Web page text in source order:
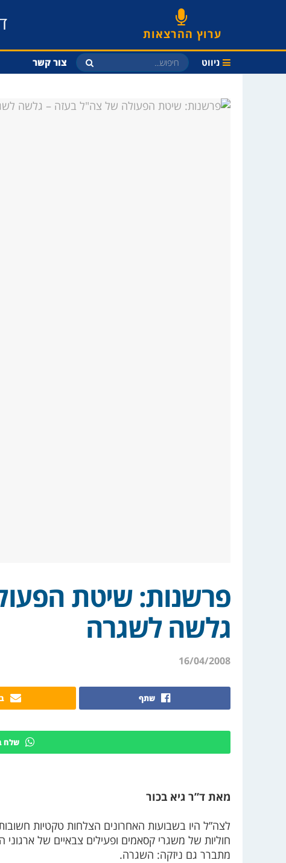
ערוץ ההרצאות
ניווט צור קשר
פרשנות: שיטת
גלשה לשגרה
16/04/2008
שתף
שלח
מאת ד”ר גיא בכור
לצה”ל היו בשבועות האחרונים הצלחות טקטיות
חוליות של משגרי קסאמים ופעילים צבאיים של
מתברר גם ניזקה: השגרה.